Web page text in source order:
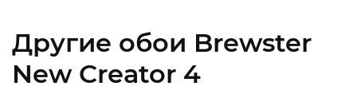
Другие обои Brewster
New Creator 4